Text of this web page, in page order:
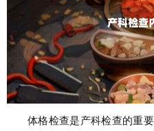
体格检查是产科检查的重